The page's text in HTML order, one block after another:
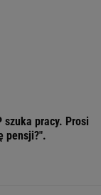
szuka pracy. Prosi
pensji?".